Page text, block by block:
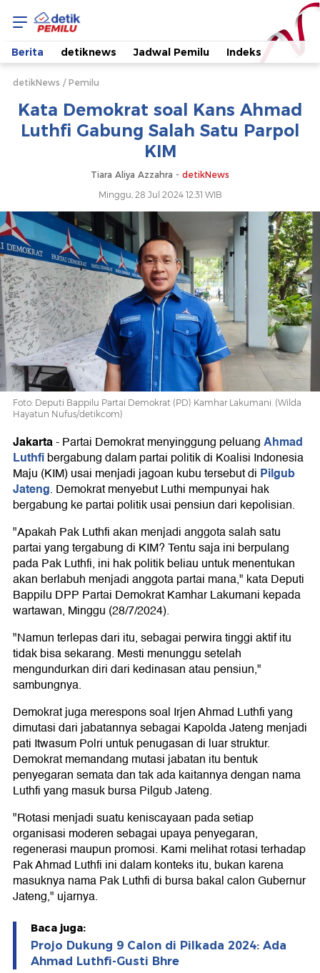
Kata
Demokrat
soal
Kans
Ahmad
Luthfi
Gabung
Salah
Satu
Parpol
KIM
Berita detiknews Jadwal Pemilu Indeks
detikNews Pemilu
Kata Demokrat soal Kans Ahmad
Luthfi Gabung Salah Satu Parpol
KIM
Tiara Aliya Azzahra - detikNews
Minggu, 28 Jul 2024 12:31 WIB
Foto: Deputi Bappilu Partai Demokrat (PD) Kamhar Lakumani. (Wilda
Hayatun Nufus/detikcom)
Jakarta-Partai Demokrat menyinggung peluangAhmad
Luthfibergabung dalam partai politik di Koalisi Indonesia
Maju (KIM) usai menjadi jagoan kubu tersebut di Pilgub
Jateng. Demokrat menyebut Luthi mempunyai hak
bergabung ke partai politik usai pensiun dari kepolisian.
"Apakah Pak Luthfi akan menjadi anggota salah satu
partai yang tergabung di KIM? Tentu saja ini berpulang
pada Pak Luthfi, ini hak politik beliau untuk menentukan
akan berlabuh menjadi anggota partai mana," kata Deputi
Bappilu DPP Partai Demokrat Kamhar Lakumani kepada
wartawan, Minggu (28/7/2024).
"Namun terlepas dari itu, sebagai perwira tinggi aktif itu
tidak bisa sekarang. Mesti menunggu setelah
mengundurkan diri dari kedinasan atau pensiun,"
sambungnya.
Demokrat juga merespons soal Irjen Ahmad Luthfi yang
dimutasi dari jabatannya sebagai Kapolda Jateng menjadi
pati Itwasum Polri untuk penugasan di luar struktur.
Demokrat memandang mutasi jabatan itu bentuk
penyegaran semata dan tak ada kaitannya dengan nama
Luthfi yang masuk bursa Pilgub Jateng.
"Rotasi menjadi suatu keniscayaan pada setiap
organisasi moderen sebagai upaya penyegaran,
regenerasi maupun promosi. Kami melihat rotasi terhadap
Pak Ahmad Luthfi ini dalam konteks itu, bukan karena
masuknya nama Pak Luthfi di bursa bakal calon Gubernur
Jateng," ujarnya.
Baca juga:
Projo Dukung 9 Calon di Pilkada 2024: Ada
Ahmad Luthfi-Gusti Bhre